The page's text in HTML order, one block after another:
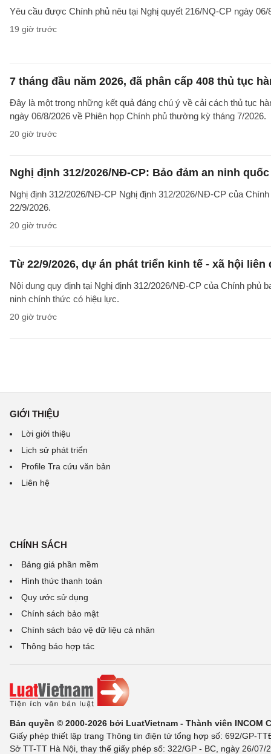
Yêu cầu được Chính phủ nêu tại Nghị quyết 216/NQ-CP ngày
19 giờ trước
7 tháng đầu năm 2026, đã phân cấp 408 thủ tục
Đây là một trong những kết quả đáng chú ý về cải cách thủ tục
ngày 06/8/2026 về Phiên họp Chính phủ thường kỳ tháng 7/2026.
20 giờ trước
Nghị định 312/2026/NĐ-CP: Bảo đảm an ninh
Nghị định 312/2026/NĐ-CP Nghị định 312/2026/NĐ-CP của
22/9/2026.
20 giờ trước
Từ 22/9/2026, dự án phát triển kinh tế - xã hội
Nội dung quy định tại Nghị định 312/2026/NĐ-CP của Chính phủ
ninh chính thức có hiệu lực.
20 giờ trước
GIỚI THIỆU
Lời giới thiệu
Lịch sử phát triển
Profile Tra cứu văn bản
Liên hệ
CHÍNH SÁCH
Bảng giá phần mềm
Hình thức thanh toán
Quy ước sử dụng
Chính sách bảo mật
Chính sách bảo vệ dữ liệu cá nhân
Thông báo hợp tác
Bản quyền © 2000-2026 bởi LuatVietnam - Thành viên INCOM
Giấy phép thiết lập trang Thông tin điện tử tổng hợp số: 692/GP-
Sở TT-TT Hà Nội, thay thế giấy phép số: 322/GP - BC, ngày 26/